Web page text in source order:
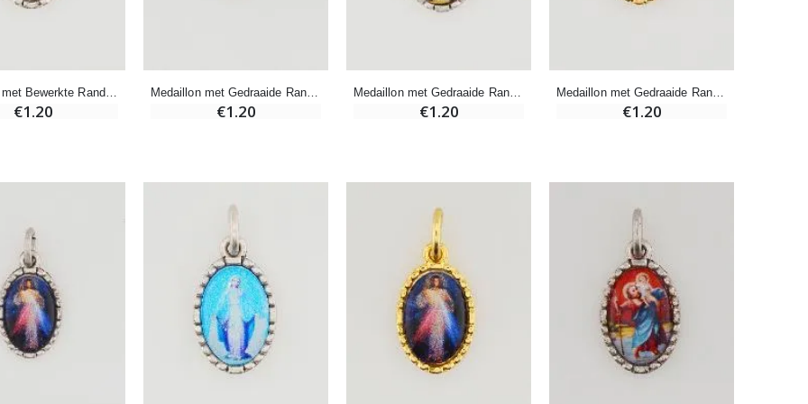
€15.00 €12.00
-10%
€5.50 €4.95
€130.00
€15.00 €12.00
Medaillon met Bewerkte Rand 15mm - OLV van Lourdes
€1.20
Medaillon met Gedraaide Rand 15mm - Heilige Rita
€1.20
Medaillon met Gedraaide Rand 15mm - Sint Jozef
€1.20
Medaillon met Gedraaide Rand 15mm - Sint Michaël
€1.20